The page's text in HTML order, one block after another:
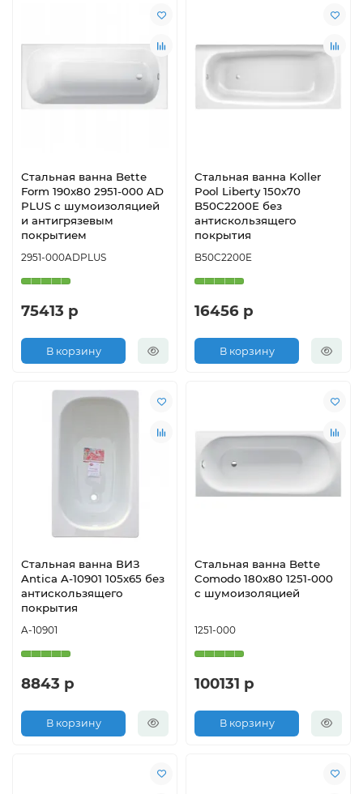
Стальная ванна Bette
Form 190x80 2951-000 AD
PLUS с шумоизоляцией
и антигрязевым
покрытием
2951-000ADPLUS
75413 р
В корзину
Стальная ванна Koller
Pool Liberty 150x70
B50C2200E без
антискользящего
покрытия
B50C2200E
16456 р
В корзину
Стальная ванна ВИЗ
Antica A-10901 105х65 без
антискользящего
покрытия
A-10901
8843 р
В корзину
Стальная ванна Bette
Comodo 180x80 1251-000
с шумоизоляцией
1251-000
100131 р
В корзину